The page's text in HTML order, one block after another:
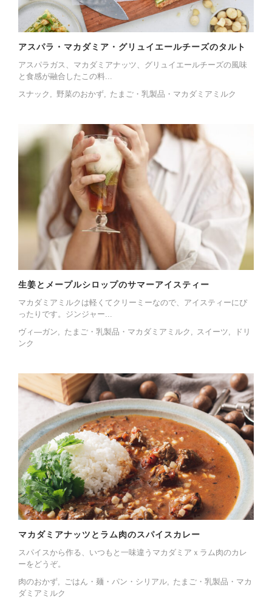
アスパラ・マカダミア・グリュイエールチーズのタルト
アスパラガス、マカダミアナッツ、グリュイエールチーズの風味
と食感が融合したこの料...
スナック
野菜のおかず たまご・乳製品・マカダミアミルク
生姜とメープルシロップのサマーアイスティー
マカダミアミルクは軽くてクリーミーなので、アイスティーにぴ
ったりです。ジンジャー...
ヴィ―ガン
たまご・乳製品・マカダミアミルク スイーツ
ドリ
ンク
マカダミアナッツとラム肉のスパイスカレー
スパイスから作る、いつもと一味違うマカダミアｘラム肉のカレ
ーをどうぞ。
肉のおかず
ごはん・麺・パン・シリアル
たまご・乳製品・マカ
ダミアミルク